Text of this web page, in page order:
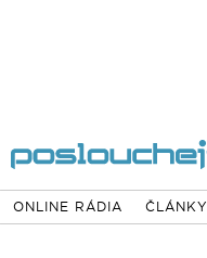
ONLINE RÁDIA ČLÁNKY